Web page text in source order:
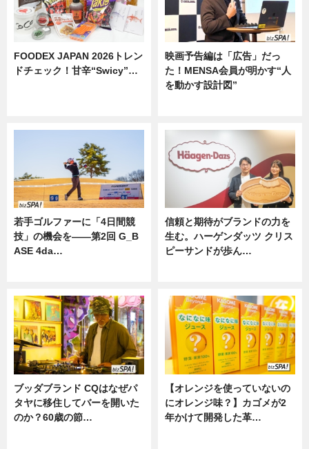
FOODEX JAPAN 2026トレン
ドチェック！甘辛“Swicy”…
映画予告編は「広告」だっ
た！MENSA会員が明かす“人
を動かす設計図”
若手ゴルファーに「4日間競
技」の機会を——第2回 G_B
ASE 4da…
信頼と期待がブランドの力を
生む。ハーゲンダッツ クリス
ピーサンドが歩ん…
ブッダブランド CQはなぜパ
タヤに移住してバーを開いた
のか？60歳の節…
【オレンジを使っていないの
にオレンジ味？】カゴメが2
年かけて開発した革…